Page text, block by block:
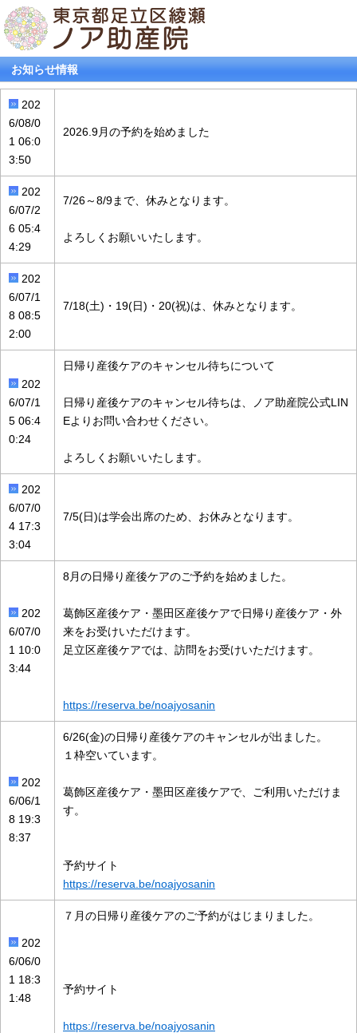
お知らせ情報
202
6/08/0
1 06:0
3:50
2026.9月の予約を始めました
202
6/07/2
6 05:4
4:29
7/26～8/9まで、休みとなります。
よろしくお願いいたします。
202
6/07/1
8 08:5
2:00
7/18(土)・19(日)・20(祝)は、休みとなります。
202
6/07/1
5 06:4
0:24
日帰り産後ケアのキャンセル待ちについて
日帰り産後ケアのキャンセル待ちは、ノア助産院公式LIN
Eよりお問い合わせください。
よろしくお願いいたします。
202
6/07/0
4 17:3
3:04
7/5(日)は学会出席のため、お休みとなります。
202
6/07/0
1 10:0
3:44
8月の日帰り産後ケアのご予約を始めました。
葛飾区産後ケア・墨田区産後ケアで日帰り産後ケア・外
来をお受けいただけます。
足立区産後ケアでは、訪問をお受けいただけます。
https://reserva.be/noajyosanin
202
6/06/1
8 19:3
8:37
6/26(金)の日帰り産後ケアのキャンセルが出ました。
１枠空いています。
葛飾区産後ケア・墨田区産後ケアで、ご利用いただけま
す。
予約サイト
https://reserva.be/noajyosanin
202
6/06/0
1 18:3
1:48
７月の日帰り産後ケアのご予約がはじまりました。
予約サイト
https://reserva.be/noajyosanin